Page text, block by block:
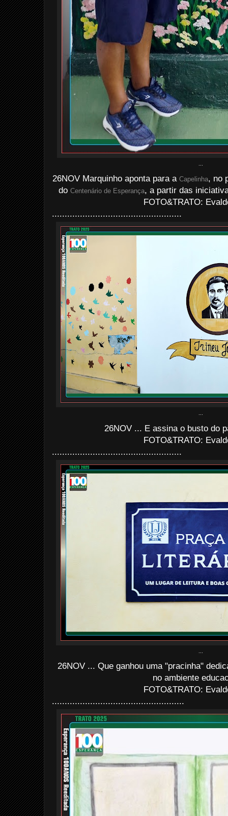
26NOV Marquinho aponta para aCapelinha, no
doCentenário de Esperança, a partir das
FOTO&TRATO:
...................................................
26NOV ... E assina o busto do
FOTO&TRATO:
...................................................
26NOV ... Que ganhou uma "pracinha"
no ambiente
FOTO&TRATO:
....................................................